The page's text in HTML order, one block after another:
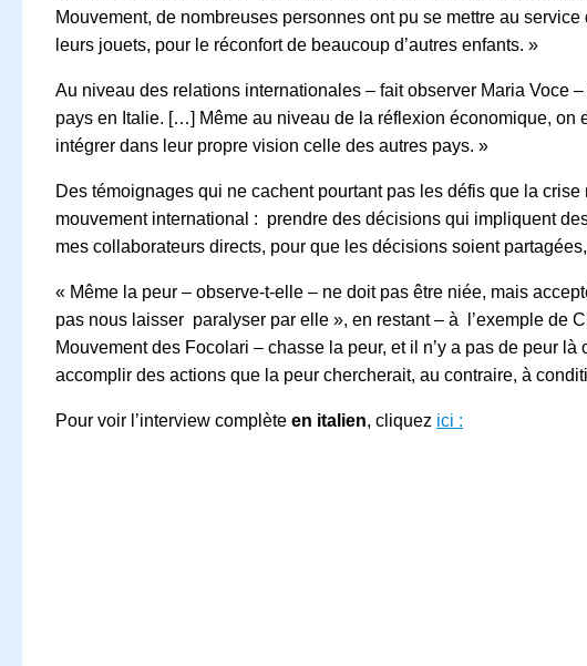
Mouvement, de nombreuses personnes ont pu se mettre au
leurs jouets, pour le réconfort de beaucoup d’autres enfants. »
Au niveau des relations internationales – fait observer Maria Voce
pays en Italie. […] Même au niveau de la réflexion économique, on
intégrer dans leur propre vision celle des autres pays. »
Des témoignages qui ne cachent pourtant pas les défis que la
mouvement international : prendre des décisions qui impliquent
mes collaborateurs directs, pour que les décisions soient
« Même la peur – observe-t-elle – ne doit pas être niée, mais
pas nous laisser paralyser par elle », en restant – à l’exemple de
Mouvement des Focolari – chasse la peur, et il n’y a pas de peur
accomplir des actions que la peur chercherait, au contraire, à
Pour voir l’interview complète en italien, cliquez ici :